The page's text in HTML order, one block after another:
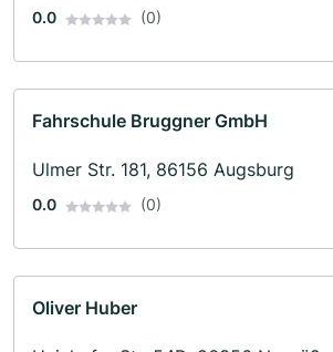
0.0 (0)
Fahrschule Bruggner GmbH
Ulmer Str. 181, 86156 Augsburg
0.0 (0)
Oliver Huber